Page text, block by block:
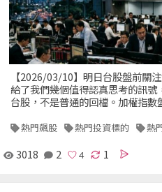
【2026/03/10】明日台股盤前關
給了我們幾個值得認真思考的訊
台股，不是普通的回檔。加權指數
熱門飆股 熱門投資標的 熱
3018 2 1